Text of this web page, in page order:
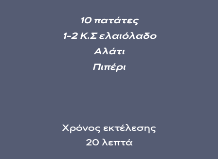
10 πατάτες
1-2 Κ.Σ ελαιόλαδο
Αλάτι
Πιπέρι
Χρόνος εκτέλεσης
20 λεπτά